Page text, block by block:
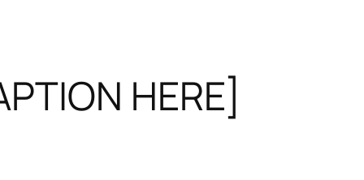
HERE]